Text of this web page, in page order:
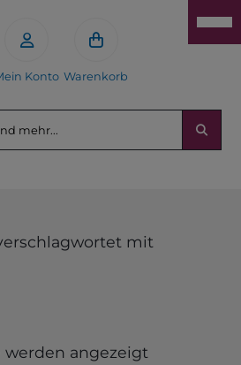
Konto Warenkorb
mit
werden angezeigt